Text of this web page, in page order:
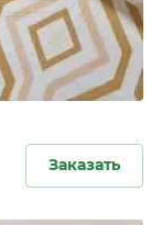
Заказать